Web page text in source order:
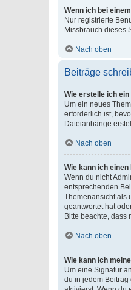
Wenn ich bei
Nur registrierte
Missbrauch dieses
Nach oben
Beiträge
Wie erstelle ich
Um ein neues
erforderlich ist,
Dateianhänge
Nach oben
Wie kann ich
Wenn du nicht
entsprechenden
Themenansicht als
geantwortet hat
Bitte beachte,
Nach oben
Wie kann ich
Um eine Signatur
du in jedem Beitrag